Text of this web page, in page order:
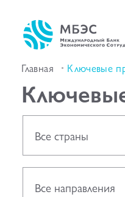
Главная Ключевые
Все страны
Все направления